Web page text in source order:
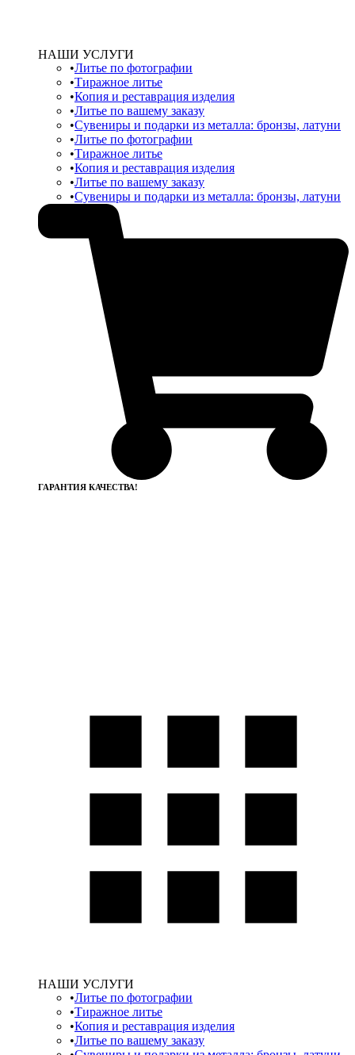
НАШИ УСЛУГИ
Литье по фотографии
Тиражное литье
Копия и реставрация изделия
Литье по вашему заказу
Сувениры и подарки из металла: бронзы, латуни
Литье по фотографии
Тиражное литье
Копия и реставрация изделия
Литье по вашему заказу
Сувениры и подарки из металла: бронзы, латуни
ГАРАНТИЯ КАЧЕСТВА!
НАШИ УСЛУГИ
Литье по фотографии
Тиражное литье
Копия и реставрация изделия
Литье по вашему заказу